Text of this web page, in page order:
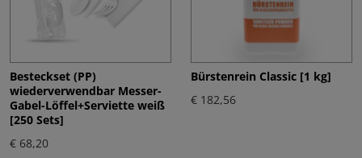
Besteckset (PP)
wiederverwendbar Messer-
Gabel-Löffel+Serviette weiß
[250 Sets]
€ 68,20
Bürstenrein Classic [1 kg]
€ 182,56